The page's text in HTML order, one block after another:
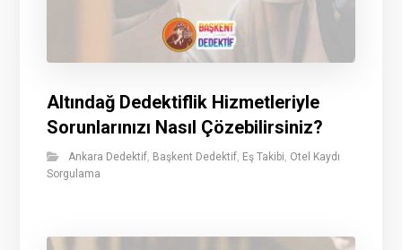
Altındağ Dedektiflik Hizmetleriyle
Sorunlarınızı Nasıl Çözebilirsiniz?
Ankara Dedektif, Başkent Dedektif, Eş Takibi, Otel Kaydı
Sorgulama